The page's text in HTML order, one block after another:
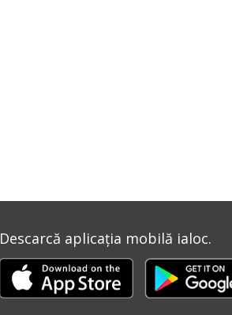
Descarcă aplicația mobilă ialoc.